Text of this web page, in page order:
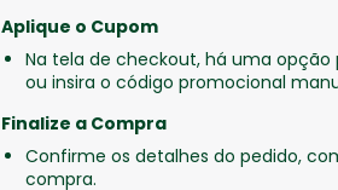
Aplique o Cupom
Na tela de checkout, há uma opção
ou insira o código promocional
Finalize a Compra
Confirme os detalhes do pedido,
compra.